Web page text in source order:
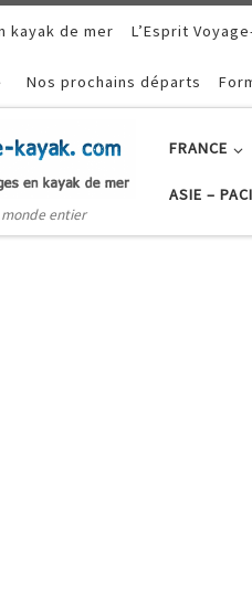
kayak de mer L’Esprit
Nos prochains départs
monde entier
FRANCE
ASIE –